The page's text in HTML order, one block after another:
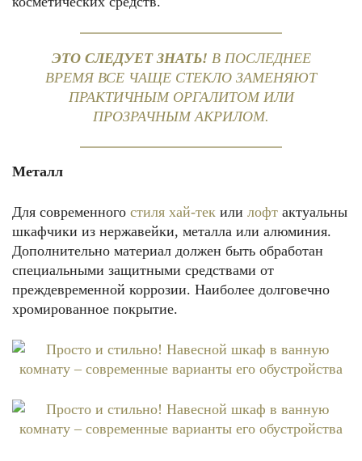
ЭТО СЛЕДУЕТ ЗНАТЬ! В ПОСЛЕДНЕЕ
ВРЕМЯ ВСЕ ЧАЩЕ СТЕКЛО ЗАМЕНЯЮТ
ПРАКТИЧНЫМ ОРГАЛИТОМ ИЛИ
ПРОЗРАЧНЫМ АКРИЛОМ.
Металл
Для современного стиля хай-тек или лофт актуальны
шкафчики из нержавейки, металла или алюминия.
Дополнительно материал должен быть обработан
специальными защитными средствами от
преждевременной коррозии. Наиболее долговечно
хромированное покрытие.